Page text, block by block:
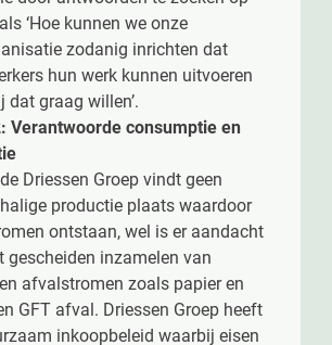
‘Hoe kunnen we onze
zodanig inrichten dat
hun werk kunnen uitvoeren
dat graag willen’.
Verantwoorde consumptie en
Driessen Groep vindt geen
productie plaats waardoor
ontstaan, wel is er aandacht
gescheiden inzamelen van
afvalstromen zoals papier en
GFT afval. Driessen Groep heeft
inkoopbeleid waarbij eisen